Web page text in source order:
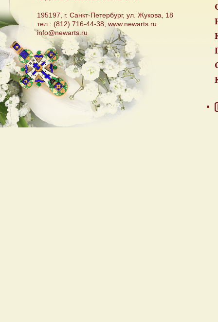
195197, г. Санкт-Петербург, ул. Жукова, 18
тел.: (812) 716-44-38, www.newarts.ru
info@newarts.ru